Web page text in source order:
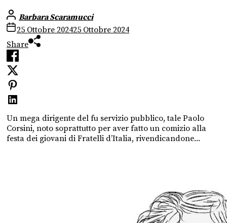
Barbara Scaramucci
25 Ottobre 202425 Ottobre 2024
Share
Un mega dirigente del fu servizio pubblico, tale Paolo
Corsini, noto soprattutto per aver fatto un comizio alla
festa dei giovani di Fratelli d’Italia, rivendicandone...